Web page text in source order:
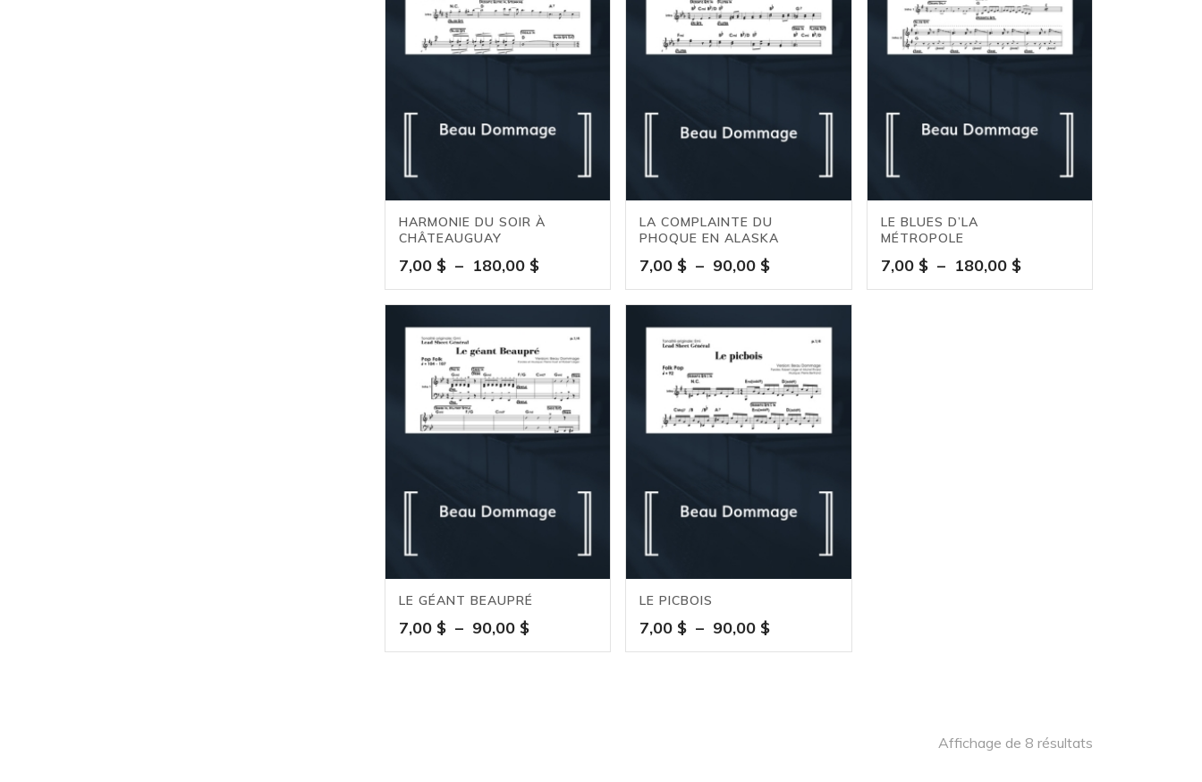
HARMONIE DU SOIR À
CHÂTEAUGUAY
7,00 $ – 180,00 $Plage
de
prix :
7,00 $
à
180,00 $
LA COMPLAINTE DU
PHOQUE EN ALASKA
7,00 $ – 90,00 $Plage
de
prix :
7,00 $
90,00 $
LE BLUES D’LA
MÉTROPOLE
7,00 $ – 180,00 $Plage
de
LE GÉANT BEAUPRÉ
7,00 $ – 90,00 $Plage
de
LE PICBOIS
7,00 $ – 90,00 $Plage
de
Affichage de 8 résultats